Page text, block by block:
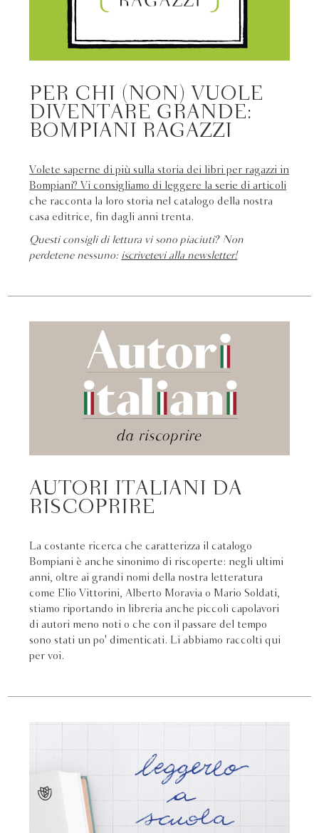
PER CHI (NON) VUOLE
DIVENTARE GRANDE:
BOMPIANI RAGAZZI
Volete saperne di più sulla storia dei libri per ragazzi in
Bompiani? Vi consigliamo di leggere
la serie di articoli
che racconta la loro storia nel catalogo della nostra
casa editrice, fin dagli anni trenta.
Questi consigli di lettura vi sono piaciuti? Non
perdetene nessuno: iscrivetevi alla newsletter!
AUTORI ITALIANI DA
RISCOPRIRE
La costante ricerca che caratterizza il catalogo
Bompiani è anche sinonimo di riscoperte: negli ultimi
anni, oltre ai grandi nomi della nostra letteratura
come Elio Vittorini, Alberto Moravia o Mario Soldati,
stiamo riportando in libreria anche piccoli capolavori
di autori meno noti o che con il passare del tempo
sono stati un po' dimenticati. Li abbiamo raccolti qui
per voi.